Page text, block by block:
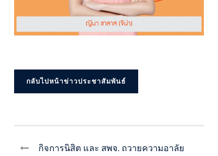
กลับไปหน้าข่าวประชาสัมพันธ์
กิจการนิสิต และ สพจ. ถวายความอาลัย